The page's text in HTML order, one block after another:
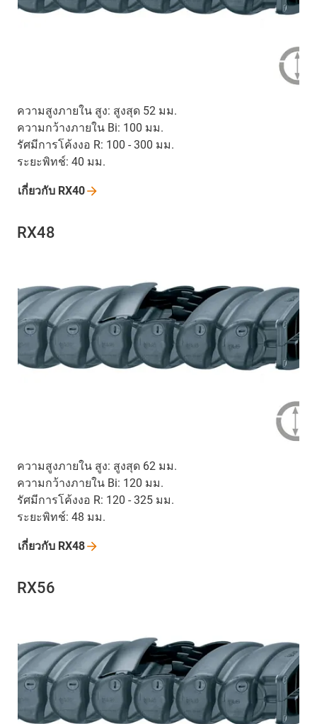
ความสูงภายใน สูง: สูงสุด 52 มม.
ความกว้างภายใน Bi: 100 มม.
รัศมีการโค้งงอ R: 100 - 300 มม.
ระยะพิทช์: 40 มม.
เกี่ยวกับ RX40
RX48
ความสูงภายใน สูง: สูงสุด 62 มม.
ความกว้างภายใน Bi: 120 มม.
รัศมีการโค้งงอ R: 120 - 325 มม.
ระยะพิทช์: 48 มม.
เกี่ยวกับ RX48
RX56